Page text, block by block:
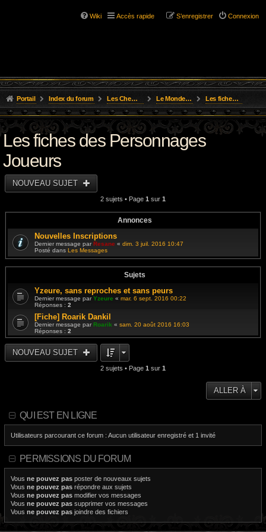
Wiki Accès rapide Connexion
S’enregistrer
Portail Index du forum Les Chemins de L'Aventure Le Monde de Golarion Les fiches des Personnages Joueurs
Les fiches des Personnages
Joueurs
NOUVEAU SUJET
2 sujets • Page 1 sur 1
Annonces
Nouvelles Inscriptions
Dernier message parResane « dim. 3 juil. 2016 10:47
Posté dans Les Messages
Sujets
Yzeure, sans reproches et sans peurs
Dernier message parYzeure « mar. 6 sept. 2016 00:22
Réponses : 2
[Fiche] Roarik Dankil
Dernier message parRoarik « sam. 20 août 2016 16:03
Réponses : 2
NOUVEAU SUJET
2 sujets • Page 1 sur 1
ALLER À
QUI EST EN LIGNE
Utilisateurs parcourant ce forum : Aucun utilisateur enregistré et 1 invité
PERMISSIONS DU FORUM
Vous ne pouvez pas poster de nouveaux sujets
Vous ne pouvez pas répondre aux sujets
Vous ne pouvez pas modifier vos messages
Vous ne pouvez pas supprimer vos messages
Vous ne pouvez pas joindre des fichiers